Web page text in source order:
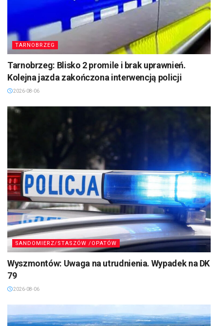
TARNOBRZEG
Tarnobrzeg: Blisko 2 promile i brak uprawnień.
Kolejna jazda zakończona interwencją policji
2026-08-06
SANDOMIERZ/STASZÓW /OPATÓW
Wyszmontów: Uwaga na utrudnienia. Wypadek na DK
79
2026-08-06